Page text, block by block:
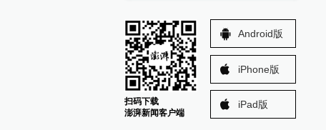
扫码下载
澎湃新闻客户端
Android版
iPhone版
iPad版